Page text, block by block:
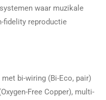
waar muzikale
fidelity reproductie
bi-wiring (Bi-Eco, pair)
Free Copper), multi-